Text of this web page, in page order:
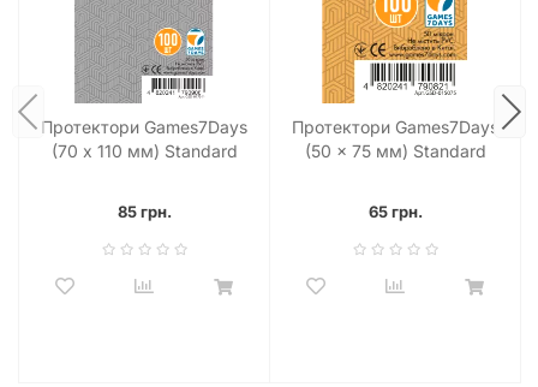
Протектори Games7Days
(70 х 110 мм) Standard
85 грн.
Протектори Games7Days
(50 x 75 мм) Standard
65 грн.